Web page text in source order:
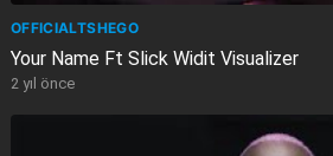
OFFICIALTSHEGO
Your Name Ft Slick Widit Visualizer
2 yıl önce